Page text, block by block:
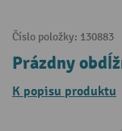
Číslo položky: 130883
Prázdny
K popisu produktu